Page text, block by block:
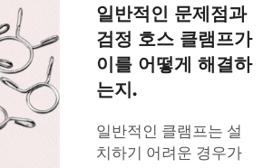
일반적인 문제점과
검정 호스 클램프가
이를 어떻게 해결하
는지.
일반적인 클램프는 설
치하기 어려운 경우가